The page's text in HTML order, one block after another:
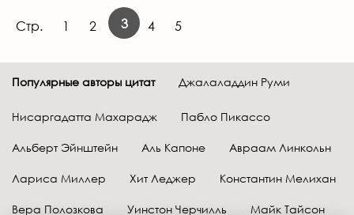
Стр. 1 2 3 4 5
Популярные авторы цитат Джалаладдин Руми
Нисаргадатта Махарадж Пабло Пикассо
Альберт Эйнштейн Аль Капоне Авраам Линкольн
Лариса Миллер Хит Леджер Константин Мелихан
Вера Полозкова Уинстон Черчилль Майк Тайсон